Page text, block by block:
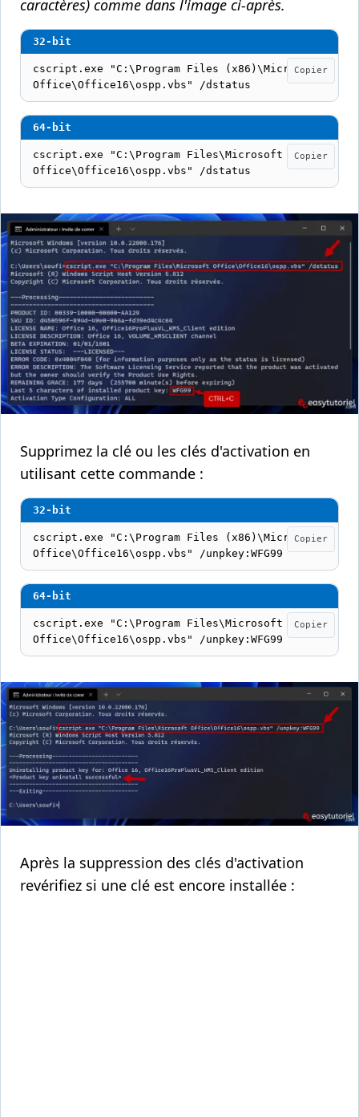
caractères) comme dans l'image ci-après.
Copier
cscript.exe "C:\Program Files (x86)\Microsoft
Office\Office16\ospp.vbs" /dstatus
Copier
cscript.exe "C:\Program Files\Microsoft
Office\Office16\ospp.vbs" /dstatus
Supprimez la clé ou les clés d'activation en
utilisant cette commande :
Copier
cscript.exe "C:\Program Files (x86)\Microsoft
Office\Office16\ospp.vbs" /unpkey:WFG99
Copier
cscript.exe "C:\Program Files\Microsoft
Office\Office16\ospp.vbs" /unpkey:WFG99
Après la suppression des clés d'activation
revérifiez si une clé est encore installée :